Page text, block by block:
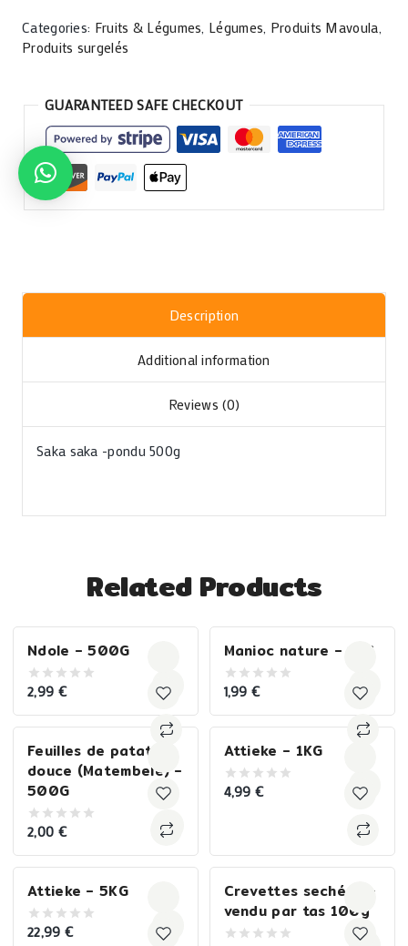
Categories: Fruits & Légumes, Légumes, Produits Mavoula,
Produits surgelés
GUARANTEED SAFE CHECKOUT
Description
Additional information
Reviews (0)
Saka saka -pondu 500g
Related Products
Ndole – 500G
0
of
5
2,99 €
Manioc nature – 1KG
0
of
5
1,99€
Feuilles de patate
douce (Matembele) –
500G
0
of
5
2,00 €
Attieke – 1KG
0
4,99€
Attieke – 5KG
0
22,99 €
Crevettes sechées –
vendu par tas 100g